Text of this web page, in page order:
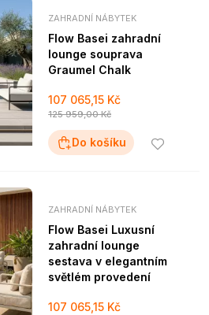
ZAHRADNÍ NÁBYTEK
Flow Basei zahradní
lounge souprava
Graumel Chalk
107 065,15 Kč
125 959,00 Kč
Do košíku
ZAHRADNÍ NÁBYTEK
Flow Basei Luxusní
zahradní lounge
sestava v elegantním
světlém provedení
107 065,15 Kč